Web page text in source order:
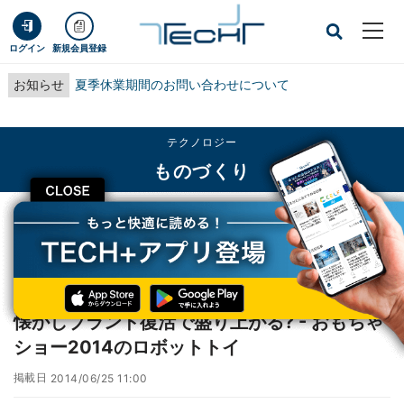
ログイン 新規会員登録
お知らせ 夏季休業期間のお問い合わせについて
CLOSE
テクノロジー
ものづくり
TECH+ テクノロジー
ものづくり
懐かしブランド復活で盛り上がる? - おもちゃショー2014のロボットトイ
懐かしブランド復活で盛り上がる? - おもちゃ
ショー2014のロボットトイ
掲載日 2014/06/25 11:00